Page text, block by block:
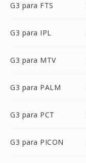
G3 para FTS
G3 para IPL
G3 para MTV
G3 para PALM
G3 para PCT
G3 para PICON